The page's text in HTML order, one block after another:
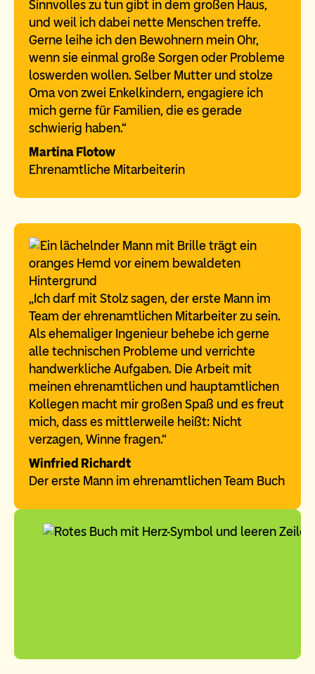
Sinnvolles zu tun gibt in dem großen Haus,
und weil ich dabei nette Menschen treffe.
Gerne leihe ich den Bewohnern mein Ohr,
wenn sie einmal große Sorgen oder Probleme
loswerden wollen. Selber Mutter und stolze
Oma von zwei Enkelkindern, engagiere ich
mich gerne für Familien, die es gerade
schwierig haben.“
Martina Flotow
Ehrenamtliche Mitarbeiterin
„Ich darf mit Stolz sagen, der erste Mann im
Team der ehrenamtlichen Mitarbeiter zu sein.
Als ehemaliger Ingenieur behebe ich gerne
alle technischen Probleme und verrichte
handwerkliche Aufgaben. Die Arbeit mit
meinen ehrenamtlichen und hauptamtlichen
Kollegen macht mir großen Spaß und es freut
mich, dass es mittlerweile heißt: Nicht
verzagen, Winne fragen.“
Winfried Richardt
Der erste Mann im ehrenamtlichen Team Buch